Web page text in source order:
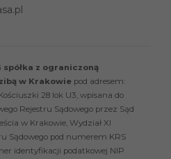
spółka z ograniczoną
w Krakowie pod adresem:
28 lok U3, wpisana do
Rejestru Sądowego przez Sąd
w Krakowie, Wydział XI
Sądowego pod numerem KRS
identyfikacji podatkowej NIP